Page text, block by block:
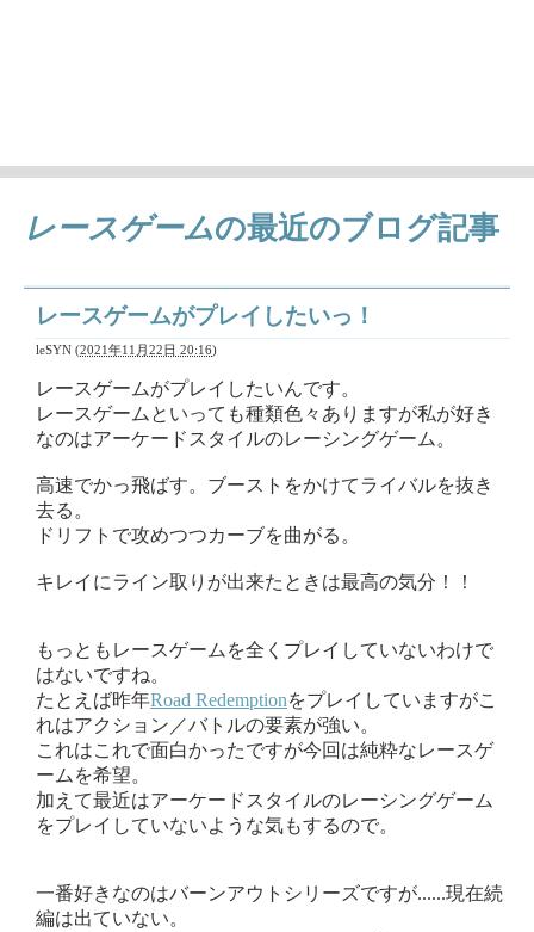
レースゲームの最近のブログ記事
レースゲームがプレイしたいっ！
leSYN (2021年11月22日 20:16)
レースゲームがプレイしたいんです。
レースゲームといっても種類色々ありますが私が好き
なのはアーケードスタイルのレーシングゲーム。
高速でかっ飛ばす。ブーストをかけてライバルを抜き
去る。
ドリフトで攻めつつカーブを曲がる。
キレイにライン取りが出来たときは最高の気分！！
もっともレースゲームを全くプレイしていないわけで
はないですね。
たとえば昨年Road Redemptionをプレイしていますがこ
れはアクション／バトルの要素が強い。
これはこれで面白かったですが今回は純粋なレースゲ
ームを希望。
加えて最近はアーケードスタイルのレーシングゲーム
をプレイしていないような気もするので。
一番好きなのはバーンアウトシリーズですが......現在続
編は出ていない。